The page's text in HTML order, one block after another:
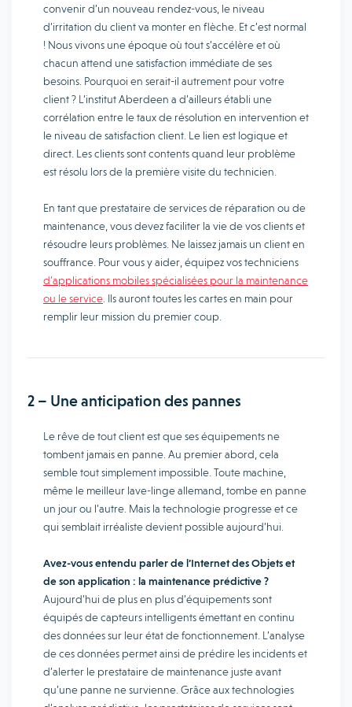
convenir d’un nouveau rendez-vous, le niveau
d’irritation du client va monter en flèche. Et c’est normal
! Nous vivons une époque où tout s’accélère et où
chacun attend une satisfaction immédiate de ses
besoins. Pourquoi en serait-il autrement pour votre
client ? L’institut Aberdeen a d’ailleurs établi une
corrélation entre le taux de résolution en intervention et
le niveau de satisfaction client. Le lien est logique et
direct. Les clients sont contents quand leur problème
est résolu lors de la première visite du technicien.
En tant que prestataire de services de réparation ou de
maintenance, vous devez faciliter la vie de vos clients et
résoudre leurs problèmes. Ne laissez jamais un client en
souffrance. Pour vous y aider, équipez vos techniciens
d’applications mobiles spécialisées pour la maintenance
ou le service . Ils auront toutes les cartes en main pour
remplir leur mission du premier coup.
2 – Une anticipation des pannes
Le rêve de tout client est que ses équipements ne
tombent jamais en panne. Au premier abord, cela
semble tout simplement impossible. Toute machine,
même le meilleur lave-linge allemand, tombe en panne
un jour ou l’autre. Mais la technologie progresse et ce
qui semblait irréaliste devient possible aujourd’hui.
Avez-vous entendu parler de l’Internet des Objets et
de son application : la maintenance prédictive ?
Aujourd’hui de plus en plus d’équipements sont
équipés de capteurs intelligents émettant en continu
des données sur leur état de fonctionnement. L’analyse
de ces données permet ainsi de prédire les incidents et
d’alerter le prestataire de maintenance juste avant
qu’une panne ne survienne. Grâce aux technologies